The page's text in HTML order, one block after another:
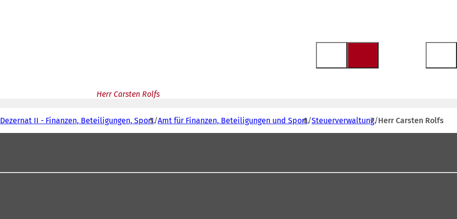
Herr Carsten Rolfs
Dezernat II - Finanzen, Beteiligungen, Sport Amt für Finanzen, Beteiligungen und Sport Steuerverwaltung Herr Carsten Rolfs